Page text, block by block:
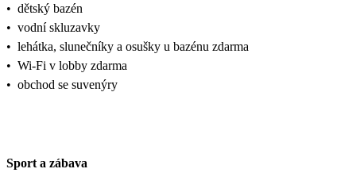
• dětský bazén
• vodní skluzavky
• lehátka, slunečníky a osušky u bazénu zdarma
• Wi-Fi v lobby zdarma
• obchod se suvenýry
Sport a zábava